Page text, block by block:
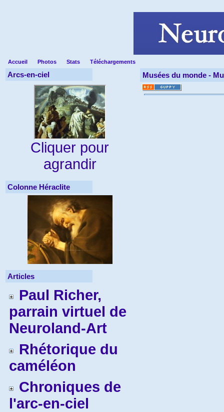
Accueil Photos Stats Téléchargements
Arcs-en-ciel
Cliquer pour
agrandir
Colonne Héraclite
Articles
Paul Richer,
parrain virtuel de
Neuroland-Art
Rhétorique du
caméléon
Chroniques de
l'arc-en-ciel
Musées du monde -